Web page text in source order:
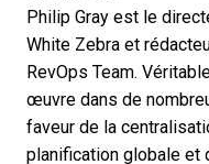
Philip Gray est le
White Zebra et
RevOps Team.
œuvre dans de
faveur de la
planification globale et